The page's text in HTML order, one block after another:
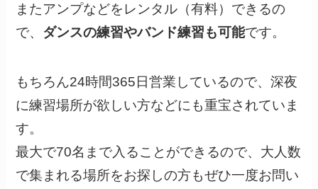
またアンプなどをレンタル（有料）できるの
で、 ダンスの練習やバンド練習も可能です。
もちろん24時間365日営業しているので、深夜
に練習場所が欲しい方などにも重宝されていま
す。
最大で70名まで入ることができるので、大人数
で集まれる場所をお探しの方もぜひ一度お問い